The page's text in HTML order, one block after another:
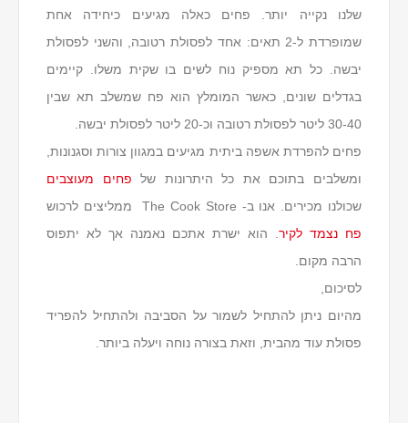
שלנו נקייה יותר. פחים כאלה מגיעים כיחידה אחת
שמופרדת ל-2 תאים: אחד לפסולת רטובה, והשני לפסולת
יבשה. כל תא מספיק נוח לשים בו שקית משלו. קיימים
בגדלים שונים, כאשר המומלץ הוא פח שמשלב תא שבין
30-40 ליטר לפסולת רטובה וכ-20 ליטר לפסולת יבשה.
פחים להפרדת אשפה ביתית מגיעים במגוון צורות וסגנונות,
ומשלבים בתוכם את כל היתרונות של פחים מעוצבים
שכולנו מכירים. אנו ב- The Cook Store ממליצים לרכוש
פח נצמד לקיר . הוא ישרת אתכם נאמנה אך לא יתפוס
הרבה מקום.
לסיכום,
מהיום ניתן להתחיל לשמור על הסביבה ולהתחיל להפריד
פסולת עוד מהבית, וזאת בצורה נוחה ויעלה ביותר.